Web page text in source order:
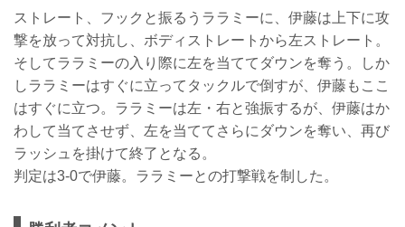
ストレート、フックと振るうララミーに、伊藤は上下に攻
撃を放って対抗し、ボディストレートから左ストレート。
そしてララミーの入り際に左を当ててダウンを奪う。しか
しララミーはすぐに立ってタックルで倒すが、伊藤もここ
はすぐに立つ。ララミーは左・右と強振するが、伊藤はか
わして当てさせず、左を当ててさらにダウンを奪い、再び
ラッシュを掛けて終了となる。
判定は3-0で伊藤。ララミーとの打撃戦を制した。